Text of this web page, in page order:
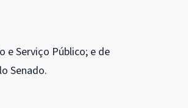
e Serviço Público; e de
Senado.